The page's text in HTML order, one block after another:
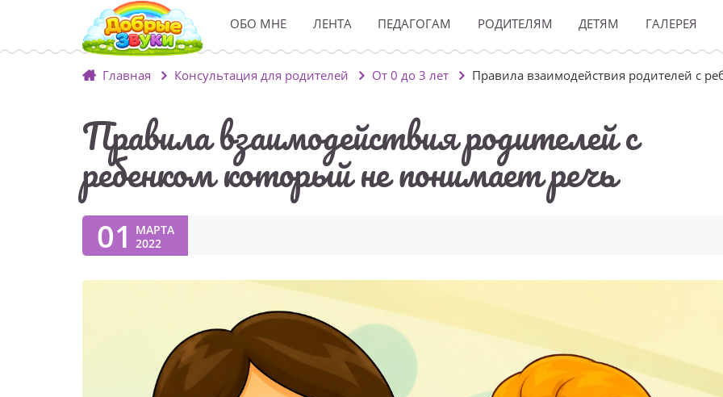
ОБО МНЕ ЛЕНТА ПЕДАГОГАМ РОДИТЕЛЯМ ДЕТЯМ ГАЛЕРЕЯ
Главная Консультация для родителей От 0 до 3 лет Правила взаимодействия родителей с
Правила взаимодействия родителей с
ребенком который не понимает речь
01
МАРТА
2022